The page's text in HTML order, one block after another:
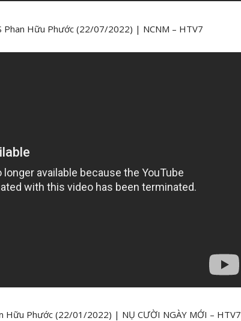
Phan Hữu Phước (22/07/2022) | NCNM – HTV7
Hữu Phước (22/01/2022) | NỤ CƯỜI NGÀY MỚI – HTV7